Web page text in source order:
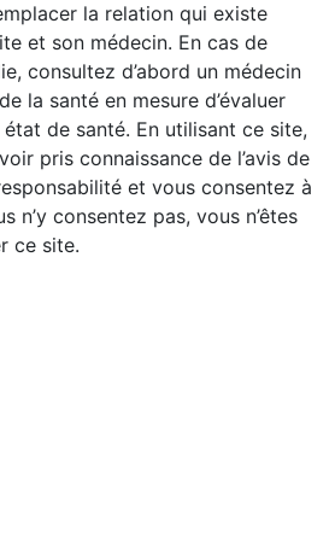
la relation qui existe
et son médecin. En cas de
consultez d’abord un médecin
la santé en mesure d’évaluer
de santé. En utilisant ce site,
pris connaissance de l’avis de
et vous consentez à
n’y consentez pas, vous n’êtes
ce site.